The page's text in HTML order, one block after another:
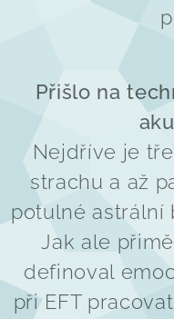
Přišlo na
Nejdříve je
strachu a až
potulné astrální
Jak ale
definoval
při EFT